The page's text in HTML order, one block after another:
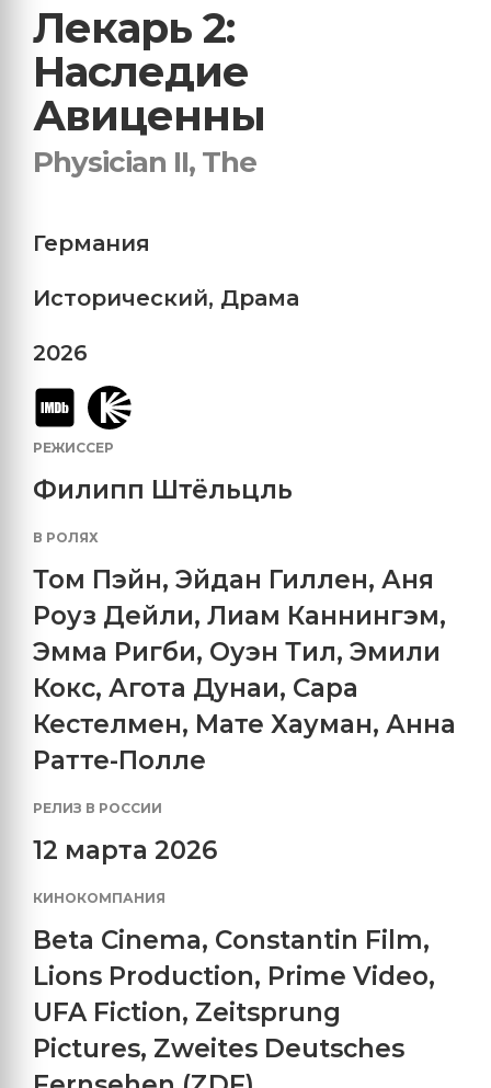
Лекарь 2:
Наследие
Авиценны
Physician II, The
Германия
Исторический, Драма
2026
РЕЖИССЕР
Филипп Штёльцль
В РОЛЯХ
Том Пэйн, Эйдан Гиллен, Аня
Роуз Дейли, Лиам Каннингэм,
Эмма Ригби, Оуэн Тил, Эмили
Кокс, Агота Дунаи, Сара
Кестелмен, Мате Хауман, Анна
Ратте-Полле
РЕЛИЗ В РОССИИ
12 марта 2026
КИНОКОМПАНИЯ
Beta Cinema, Constantin Film,
Lions Production, Prime Video,
UFA Fiction, Zeitsprung
Pictures, Zweites Deutsches